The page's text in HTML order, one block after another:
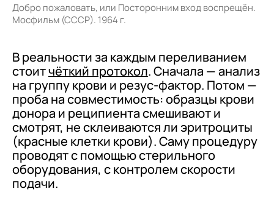
Добро пожаловать, или Посторонним вход воспрещён.
Мосфильм (СССР). 1964 г.
В реальности за каждым переливанием
стоитчёткий протокол. Сначала — анализ
на группу крови и резус-фактор. Потом —
проба на совместимость: образцы крови
донора и реципиента смешивают и
смотрят, не склеиваются ли эритроциты
(красные клетки крови). Саму процедуру
проводят с помощью стерильного
оборудования, с контролем скорости
подачи.